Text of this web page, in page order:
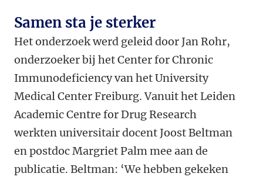
Samen sta je sterker
Het onderzoek werd geleid door Jan Rohr,
onderzoeker bij het Center for Chronic
Immunodeficiency van het University
Medical Center Freiburg. Vanuit het Leiden
Academic Centre for Drug Research
werkten universitair docent Joost Beltman
en postdoc Margriet Palm mee aan de
publicatie. Beltman: ‘We hebben gekeken